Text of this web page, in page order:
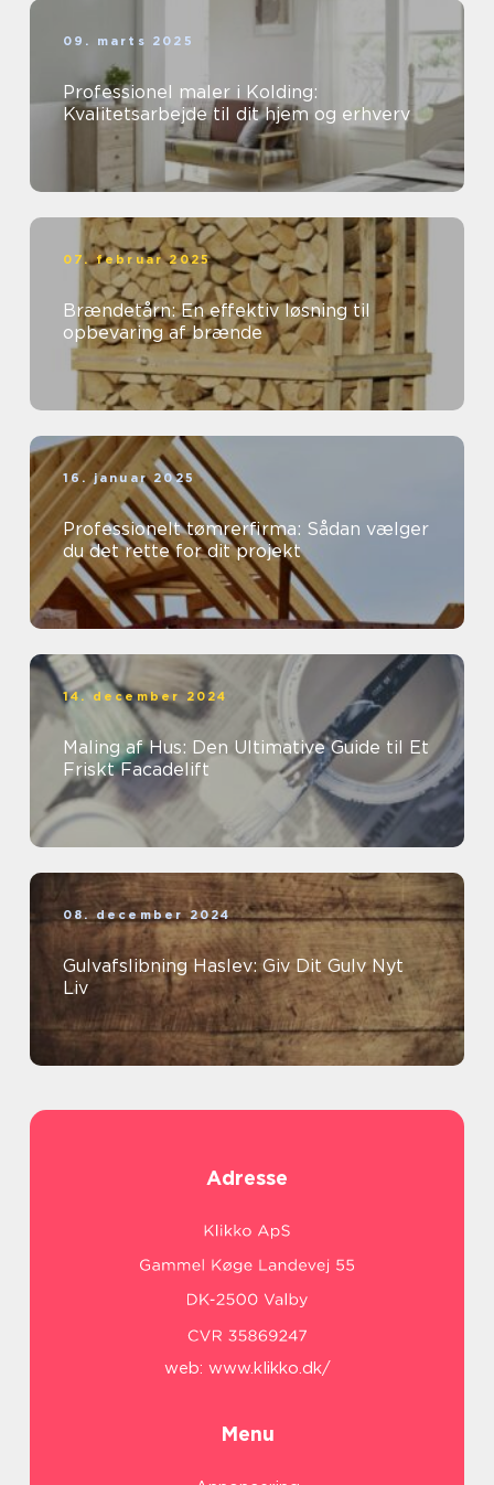
09. marts 2025
Professionel maler i Kolding:
Kvalitetsarbejde til dit hjem og erhverv
07. februar 2025
Brændetårn: En effektiv løsning til
opbevaring af brænde
16. januar 2025
Professionelt tømrerfirma: Sådan vælger
du det rette for dit projekt
14. december 2024
Maling af Hus: Den Ultimative Guide til Et
Friskt Facadelift
08. december 2024
Gulvafslibning Haslev: Giv Dit Gulv Nyt
Liv
Adresse
web: www.klikko.dk/
Menu